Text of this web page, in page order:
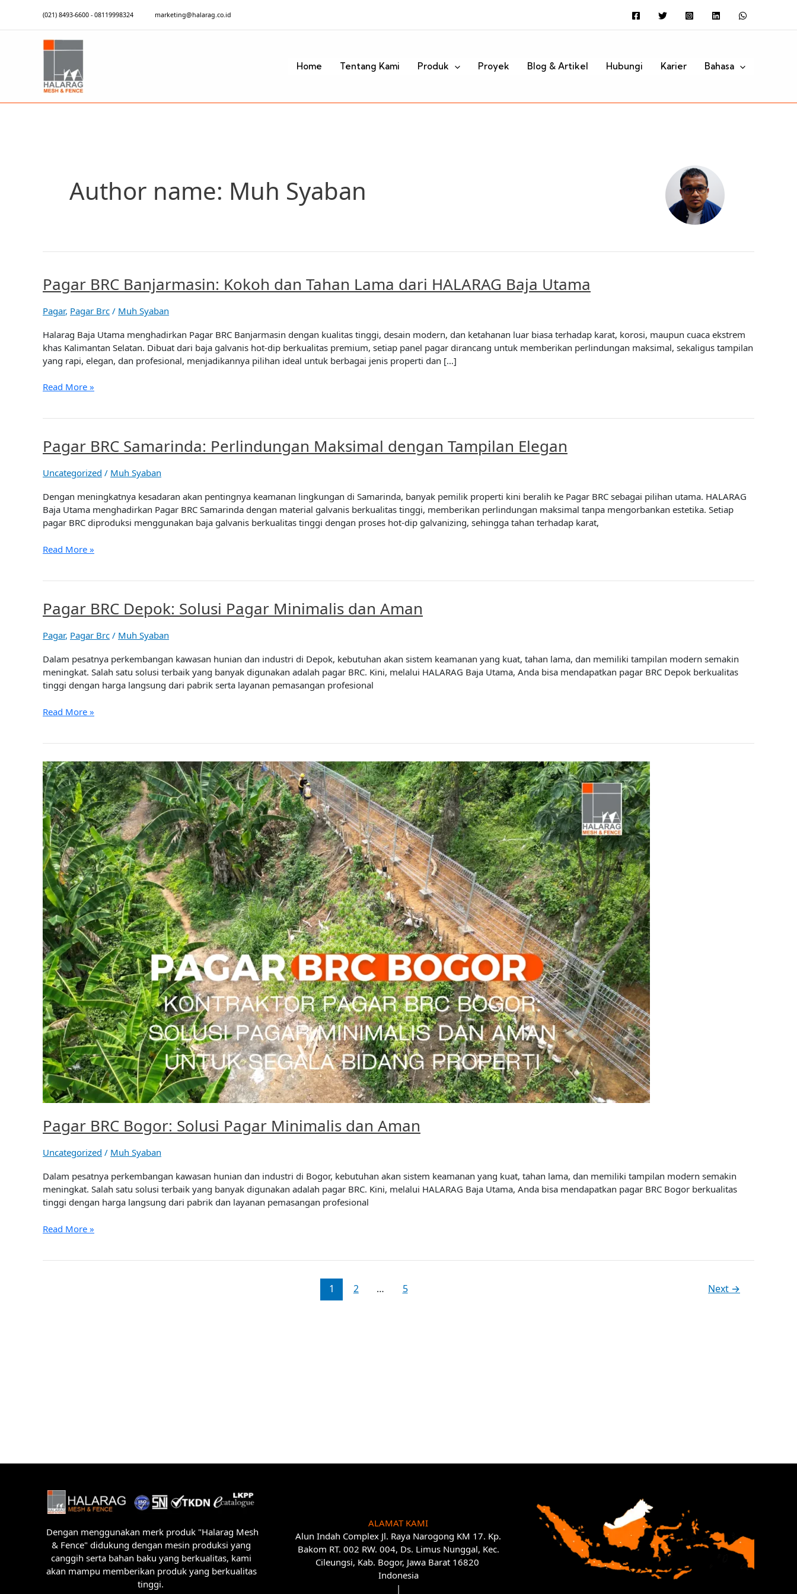
konten
(021) 8493-6600 - 08119998324 marketing@halarag.co.id
Home Tentang Kami Produk Proyek Blog & Artikel Hubungi Karier Bahasa
Author name: Muh Syaban
Pagar BRC Banjarmasin: Kokoh dan Tahan Lama dari HALARAG Baja Utama
Pagar, Pagar Brc / Muh Syaban
Halarag Baja Utama menghadirkan Pagar BRC Banjarmasin dengan kualitas tinggi, desain modern, dan ketahanan luar biasa terhadap karat, korosi, maupun cuaca ekstrem
khas Kalimantan Selatan. Dibuat dari baja galvanis hot-dip berkualitas premium, setiap panel pagar dirancang untuk memberikan perlindungan maksimal, sekaligus tampilan
yang rapi, elegan, dan profesional, menjadikannya pilihan ideal untuk berbagai jenis properti dan […]
Pagar
BRC
Banjarmasin:
Kokoh
dan
Tahan
Lama
HALARAG
Read More »
Pagar BRC Samarinda: Perlindungan Maksimal dengan Tampilan Elegan
Uncategorized / Muh Syaban
Dengan meningkatnya kesadaran akan pentingnya keamanan lingkungan di Samarinda, banyak pemilik properti kini beralih ke Pagar BRC sebagai pilihan utama. HALARAG
Baja Utama menghadirkan Pagar BRC Samarinda dengan material galvanis berkualitas tinggi, memberikan perlindungan maksimal tanpa mengorbankan estetika. Setiap
pagar BRC diproduksi menggunakan baja galvanis berkualitas tinggi dengan proses hot-dip galvanizing, sehingga tahan terhadap karat,
Pagar
BRC
Samarinda:
Perlindungan
Maksimal
dengan
Tampilan
Read More »
Pagar BRC Depok: Solusi Pagar Minimalis dan Aman
Pagar, Pagar Brc / Muh Syaban
Dalam pesatnya perkembangan kawasan hunian dan industri di Depok, kebutuhan akan sistem keamanan yang kuat, tahan lama, dan memiliki tampilan modern semakin
meningkat. Salah satu solusi terbaik yang banyak digunakan adalah pagar BRC. Kini, melalui HALARAG Baja Utama, Anda bisa mendapatkan pagar BRC Depok berkualitas
tinggi dengan harga langsung dari pabrik serta layanan pemasangan profesional
Pagar
BRC
Depok:
Solusi
Pagar
Minimalis
dan
Read More »
Pagar BRC Bogor: Solusi Pagar Minimalis dan Aman
Uncategorized / Muh Syaban
Dalam pesatnya perkembangan kawasan hunian dan industri di Bogor, kebutuhan akan sistem keamanan yang kuat, tahan lama, dan memiliki tampilan modern semakin
meningkat. Salah satu solusi terbaik yang banyak digunakan adalah pagar BRC. Kini, melalui HALARAG Baja Utama, Anda bisa mendapatkan pagar BRC Bogor berkualitas
tinggi dengan harga langsung dari pabrik dan layanan pemasangan profesional
Pagar
BRC
Bogor:
Solusi
Pagar
Minimalis
dan
Aman
Read More »
1 2 … 5 Next →
Dengan menggunakan merk produk "Halarag Mesh
& Fence" didukung dengan mesin produksi yang
canggih serta bahan baku yang berkualitas, kami
akan mampu memberikan produk yang berkualitas
tinggi.
ALAMAT KAMI
Alun Indah Complex Jl. Raya Narogong KM 17. Kp.
Bakom RT. 002 RW. 004, Ds. Limus Nunggal, Kec.
Cileungsi, Kab. Bogor, Jawa Barat 16820
Indonesia
|